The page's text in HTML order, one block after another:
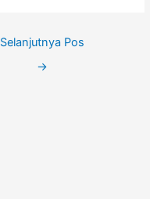
Selanjutnya Pos
→